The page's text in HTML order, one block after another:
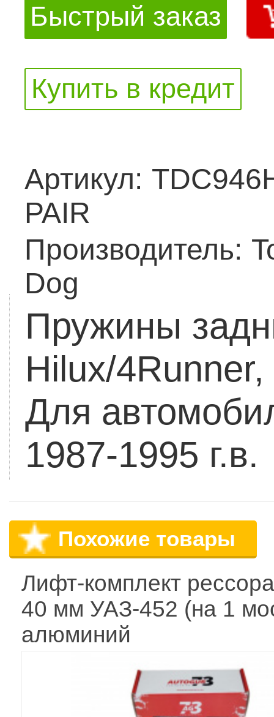
Быстрый заказ
Купить в кредит
Артикул:
PAIR
Производитель:
Dog
Пружины
Hilux/
Для
1987-1995 г.в.
Похожие товары
Лифт-комплект
40 мм УАЗ-452 (на 1
алюминий